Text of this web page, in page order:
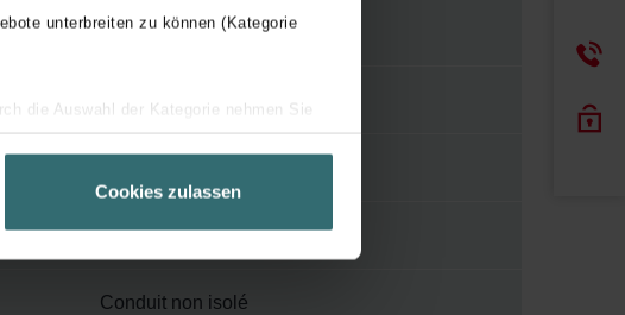
unterbreiten zu können (Kategorie
die Auswahl der Kategorie nehmen Sie
Ihnen maßgeschneiderte Informationen
über einen Link in der
Cookies zulassen
37 mm
Non traité
Conduit non isolé